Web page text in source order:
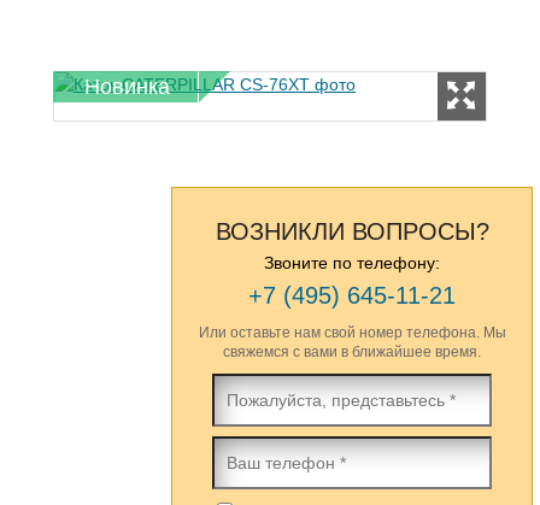
Новинка
ВОЗНИКЛИ ВОПРОСЫ?
Звоните по телефону:
+7 (495) 645-11-21
Или оставьте нам свой номер телефона. Мы
свяжемся с вами в ближайшее время.